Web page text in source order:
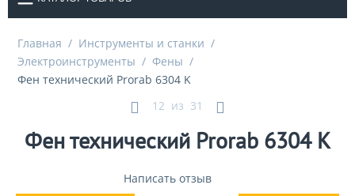
Главная / Инструменты и станки /
Электроинструменты / Фены /
Фен технический Prorab 6304 K
12 из 31
Фен технический Prorab 6304 K
Написать отзыв